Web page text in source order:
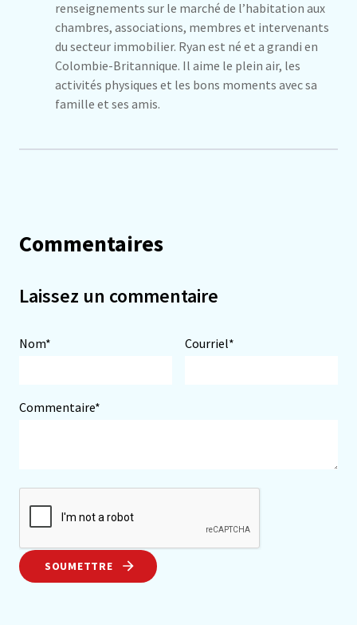
renseignements sur le marché de l’habitation aux
chambres, associations, membres et intervenants
du secteur immobilier. Ryan est né et a grandi en
Colombie-Britannique. Il aime le plein air, les
activités physiques et les bons moments avec sa
famille et ses amis.
Commentaires
Laissez un commentaire
Nom* Courriel*
Commentaire*
SOUMETTRE